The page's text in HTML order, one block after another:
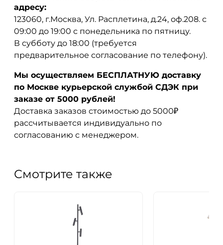
адресу:
123060, г.Москва, Ул. Расплетина, д.24, оф.208. с
09:00 до 19:00 с понедельника по пятницу.
В субботу до 18:00 (требуется
предварительное согласование по телефону).
Мы осуществляем БЕСПЛАТНУЮ доставку
по Москве курьерской службой СДЭК при
заказе от 5000 рублей!
Доставка заказов стоимостью до 5000₽
рассчитывается индивидуально по
согласованию с менеджером.
Смотрите также